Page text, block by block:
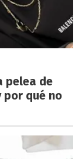
pelea de
por qué no